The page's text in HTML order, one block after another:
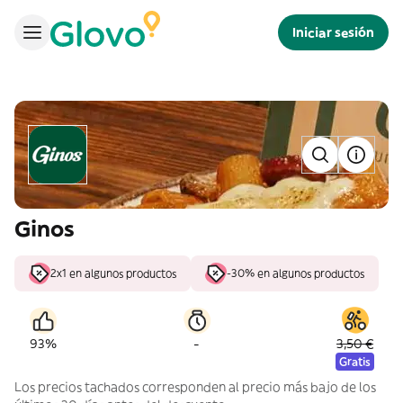
Iniciar sesión
Ginos
2x1 en algunos productos -30% en algunos productos
93% - 3,50 €
Gratis
Los precios tachados corresponden al precio más bajo de los